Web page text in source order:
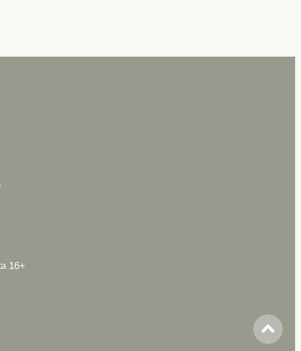
16+